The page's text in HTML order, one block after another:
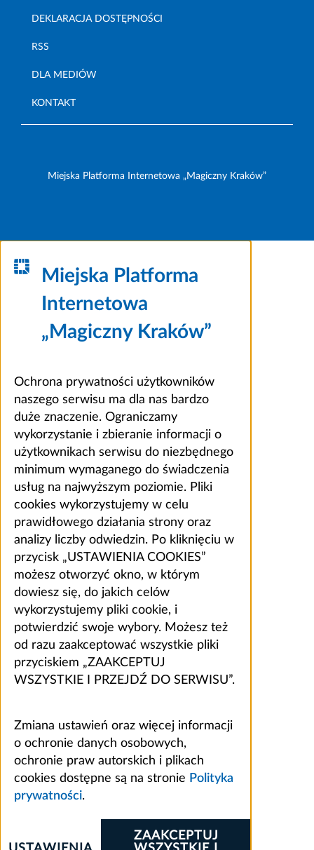
DEKLARACJA DOSTĘPNOŚCI
RSS
DLA MEDIÓW
KONTAKT
Miejska Platforma Internetowa „Magiczny Kraków”
Miejska Platforma
Internetowa
„Magiczny Kraków”
Ochrona prywatności użytkowników
naszego serwisu ma dla nas bardzo
duże znaczenie. Ograniczamy
wykorzystanie i zbieranie informacji o
użytkownikach serwisu do niezbędnego
minimum wymaganego do świadczenia
usług na najwyższym poziomie. Pliki
cookies wykorzystujemy w celu
prawidłowego działania strony oraz
analizy liczby odwiedzin. Po kliknięciu w
przycisk „USTAWIENIA COOKIES”
możesz otworzyć okno, w którym
dowiesz się, do jakich celów
wykorzystujemy pliki cookie, i
potwierdzić swoje wybory. Możesz też
od razu zaakceptować wszystkie pliki
przyciskiem „ZAAKCEPTUJ
WSZYSTKIE I PRZEJDŹ DO SERWISU”.
Zmiana ustawień oraz więcej informacji
o ochronie danych osobowych,
ochronie praw autorskich i plikach
cookies dostępne są na stronie Polityka
prywatności.
ZAAKCEPTUJ